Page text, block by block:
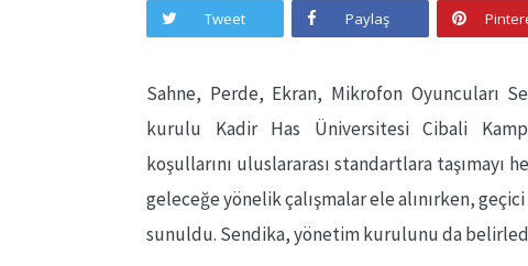
Tweet Paylaş
Sahne, Perde, Ekran, Mikrofon Oyuncuları
kurulu Kadir Has Üniversitesi Cibali
koşullarını uluslararası standartlara taşımayı
geleceğe yönelik çalışmalar ele alınırken,
sunuldu. Sendika, yönetim kurulunu da